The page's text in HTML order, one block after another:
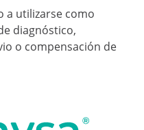
a utilizarse como
diagnóstico,
o compensación de